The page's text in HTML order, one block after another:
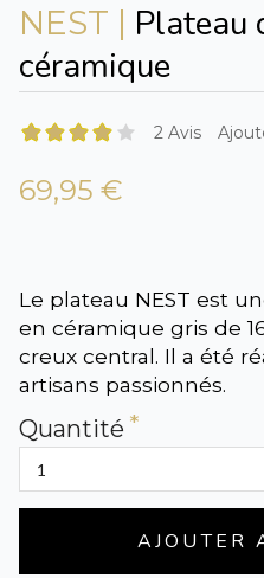
NEST | Plateau
céramique
2 Avis
69,95 €
Le plateau NEST est
en céramique gris de
creux central. Il a été
artisans passionnés.
Quantité
AJOUTER